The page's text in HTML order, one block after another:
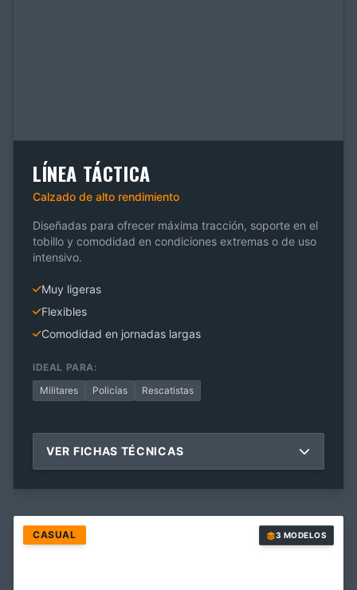
LÍNEA TÁCTICA
Calzado de alto rendimiento
Diseñadas para ofrecer máxima tracción, soporte en el
tobillo y comodidad en condiciones extremas o de uso
intensivo.
Muy ligeras
Flexibles
Comodidad en jornadas largas
IDEAL PARA:
Militares
Policías Rescatistas
VER FICHAS TÉCNICAS
CASUAL 3 MODELOS